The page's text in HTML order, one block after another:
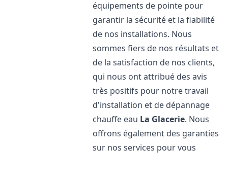
équipements de pointe pour
garantir la sécurité et la fiabilité
de nos installations. Nous
sommes fiers de nos résultats et
de la satisfaction de nos clients,
qui nous ont attribué des avis
très positifs pour notre travail
d'installation et de dépannage
chauffe eau La Glacerie. Nous
offrons également des garanties
sur nos services pour vous